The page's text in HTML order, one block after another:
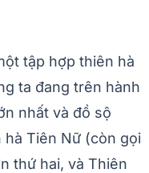
tập hợp thiên hà
ta đang trên hành
nhất và đồ sộ
Tiên Nữ (còn gọi
thứ hai, và Thiên